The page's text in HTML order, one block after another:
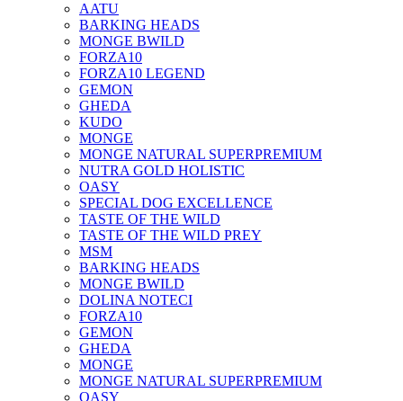
AATU
BARKING HEADS
MONGE BWILD
FORZA10
FORZA10 LEGEND
GEMON
GHEDA
KUDO
MONGE
MONGE NATURAL SUPERPREMIUM
NUTRA GOLD HOLISTIC
OASY
SPECIAL DOG EXCELLENCE
TASTE OF THE WILD
TASTE OF THE WILD PREY
MSM
BARKING HEADS
MONGE BWILD
DOLINA NOTECI
FORZA10
GEMON
GHEDA
MONGE
MONGE NATURAL SUPERPREMIUM
OASY